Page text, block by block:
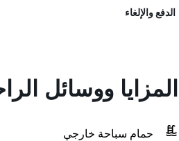
الدفع والإلغاء
المزايا ووسائل
حمام سباحة خارجي